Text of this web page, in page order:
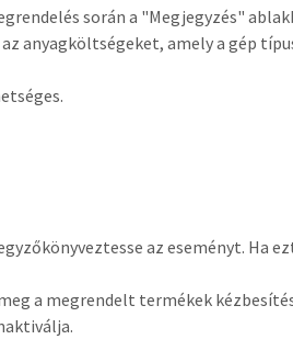
során a "Megjegyzés"
anyagköltségeket, amely a gép
az eseményt. Ha
a megrendelt termékek